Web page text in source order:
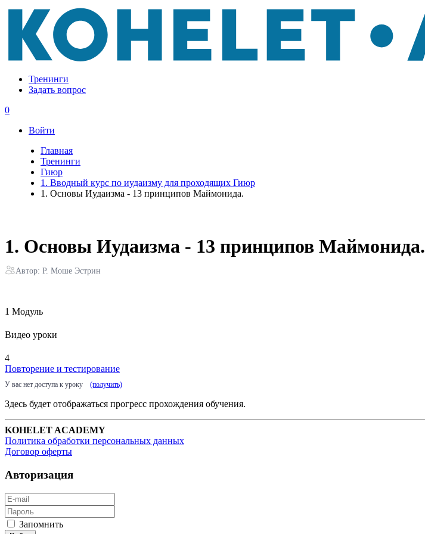
Тренинги
Задать вопрос
0
Войти
Главная
Тренинги
Гиюр
1. Вводный курc по иудаизму для проходящих Гиюр
1. Основы Иудаизма - 13 принципов Маймонида.
1. Основы Иудаизма - 13 принципов Маймонида.
Автор: Р. Моше Эстрин
1 Модуль
Видео уроки
4
Повторение и тестирование
У вас нет доступа к уроку (получить)
Здесь будет отображаться прогресс прохождения обучения.
KOHELET ACADEMY
Политика обработки персональных данных
Договор оферты
Авторизация
Запомнить